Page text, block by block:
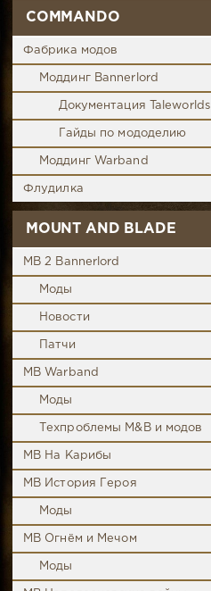
COMMANDO
Фабрика модов
Моддинг Bannerlord
Документация Taleworlds
Гайды по мододелию
Моддинг Warband
Флудилка
MOUNT AND BLADE
MB 2 Bannerlord
Моды
Новости
Патчи
MB Warband
Моды
Техпроблемы M&B и модов
MB На Карибы
MB История Героя
Моды
MB Огнём и Мечом
Моды